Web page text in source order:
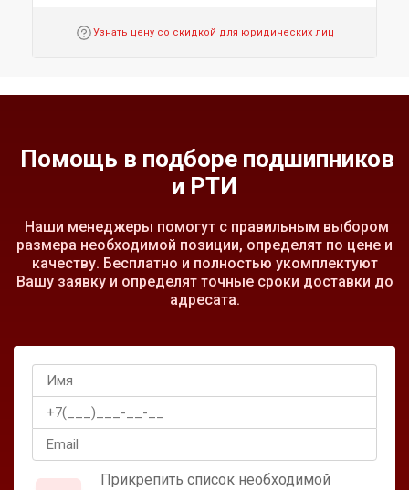
Узнать цену со скидкой для юридических лиц
Помощь в подборе подшипников
и РТИ
Наши менеджеры помогут с правильным выбором
размера необходимой позиции, определят по цене и
качеству. Бесплатно и полностью укомплектуют
Вашу заявку и определят точные сроки доставки до
адресата.
Прикрепить список необходимой